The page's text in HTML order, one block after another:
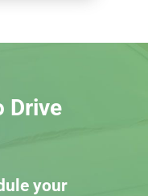
Drive
your